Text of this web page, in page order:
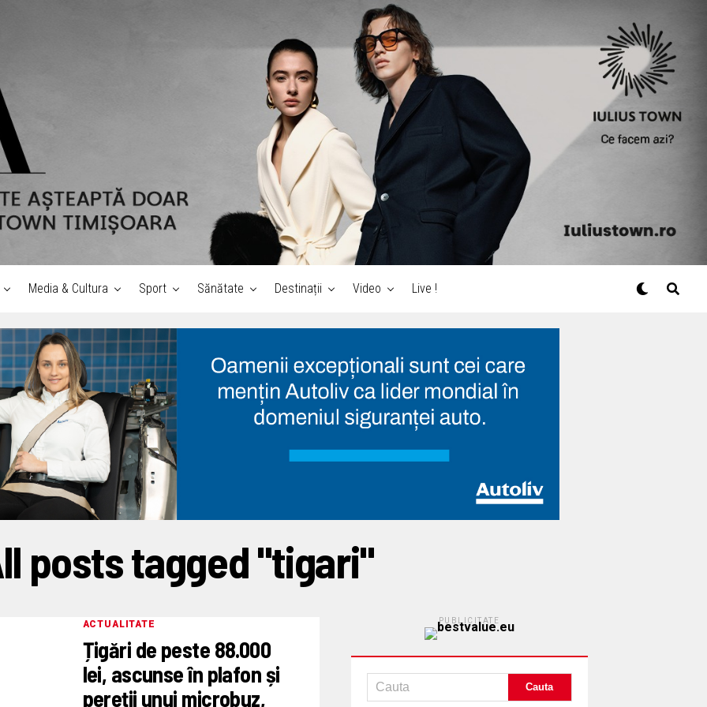
Media & Cultura Sport Sănătate Destinații Video Live !
posts tagged "tigari"
ACTUALITATE
Țigări de peste 88.000
lei, ascunse în plafon și
pereții unui microbuz,
PUBLICITATE